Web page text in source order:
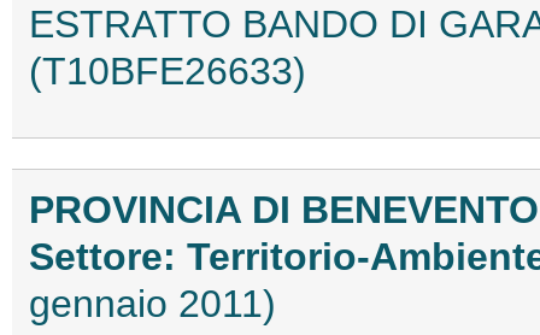
ESTRATTO BANDO DI
(T10BFE26633)
PROVINCIA DI BENEVENTO
Settore: Territorio-
gennaio 2011)